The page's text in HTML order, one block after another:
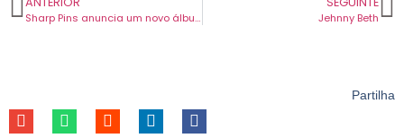
Sharp Pins anuncia um novo álbum e apresenta o primeiro tema “I Wanna Be Your Girl”. Jehnny Beth
Partilha